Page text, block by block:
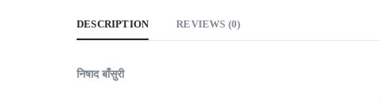
DESCRIPTION REVIEWS (0)
निषाद बाँसुरी